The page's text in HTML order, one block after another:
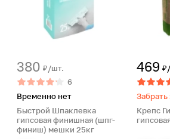
380 ₽/шт.
6
Временно нет
Быстрой Шпаклевка
гипсовая финишная (шпг-
финиш) мешки 25кг
469
Забрать
Крепс